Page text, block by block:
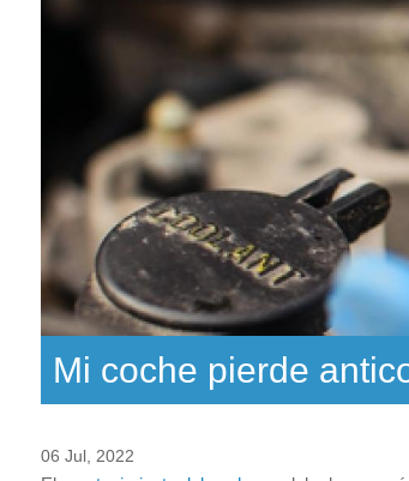
Mi coche pierde
06 Jul, 2022